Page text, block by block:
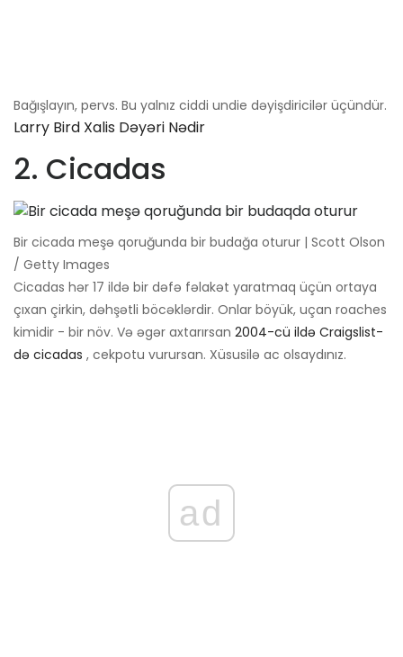
Bağışlayın, pervs. Bu yalnız ciddi undie dəyişdiricilər üçündür.
Larry Bird Xalis Dəyəri Nədir
2. Cicadas
Bir cicada meşə qoruğunda bir budağa oturur | Scott Olson
/ Getty Images
Cicadas hər 17 ildə bir dəfə fəlakət yaratmaq üçün ortaya
çıxan çirkin, dəhşətli böcəklərdir. Onlar böyük, uçan roaches
kimidir - bir növ. Və əgər axtarırsan 2004-cü ildə Craigslist-
də cicadas , cekpotu vurursan. Xüsusilə ac olsaydınız.
ad